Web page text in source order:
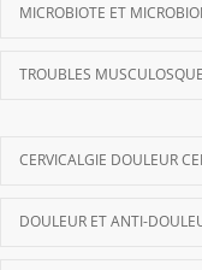
MICROBIOTE ET
TROUBLES
CERVICALGIE DOULEUR
DOULEUR ET ANTI-